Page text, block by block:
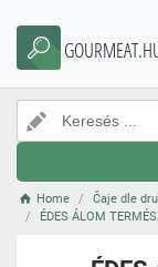
Home Čaje dle
ÉDES ÁLOM